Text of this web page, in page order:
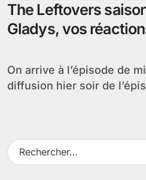
The Leftovers
Gladys, vos
On arrive à l’épisode de mi-saison avec la
diffusion hier soir de
R
e